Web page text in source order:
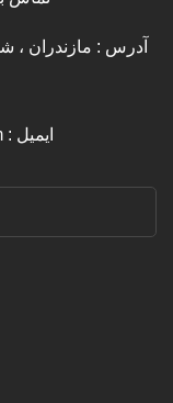
آدرس : مازندران ،
ایمیل : info [@] amlak-navan.com